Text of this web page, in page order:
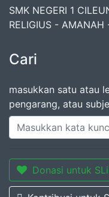
SMK NEGERI 1
RELIGIUS - AMANAH
Cari
masukkan satu atau
pengarang, atau
Donasi untuk